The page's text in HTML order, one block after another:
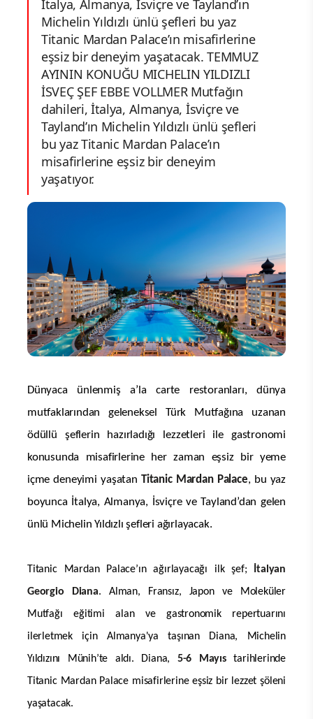
İtalya, Almanya, İsviçre ve Tayland’ın
Michelin Yıldızlı ünlü şefleri bu yaz
Titanic Mardan Palace’ın misafirlerine
eşsiz bir deneyim yaşatacak. TEMMUZ
AYININ KONUĞU MICHELIN YILDIZLI
İSVEÇ ŞEF EBBE VOLLMER Mutfağın
dahileri, İtalya, Almanya, İsviçre ve
Tayland’ın Michelin Yıldızlı ünlü şefleri
bu yaz Titanic Mardan Palace’ın
misafirlerine eşsiz bir deneyim
yaşatıyor.
Dünyaca ünlenmiş a’la carte restoranları, dünya
mutfaklarından geleneksel Türk Mutfağına uzanan
ödüllü şeflerin hazırladığı lezzetleri ile gastronomi
konusunda misafirlerine her zaman eşsiz bir yeme
içme deneyimi yaşatan Titanic Mardan Palace, bu yaz
boyunca İtalya, Almanya, İsviçre ve Tayland’dan gelen
ünlü Michelin Yıldızlı şefleri ağırlayacak.
Titanic Mardan Palace’ın ağırlayacağı ilk şef; İtalyan
Georgio Diana. Alman, Fransız, Japon ve Moleküler
Mutfağı eğitimi alan ve gastronomik repertuarını
ilerletmek için Almanya'ya taşınan Diana, Michelin
Yıldızını Münih’te aldı. Diana, 5-6 Mayıstarihlerinde
Titanic Mardan Palace misafirlerine eşsiz bir lezzet şöleni
yaşatacak.